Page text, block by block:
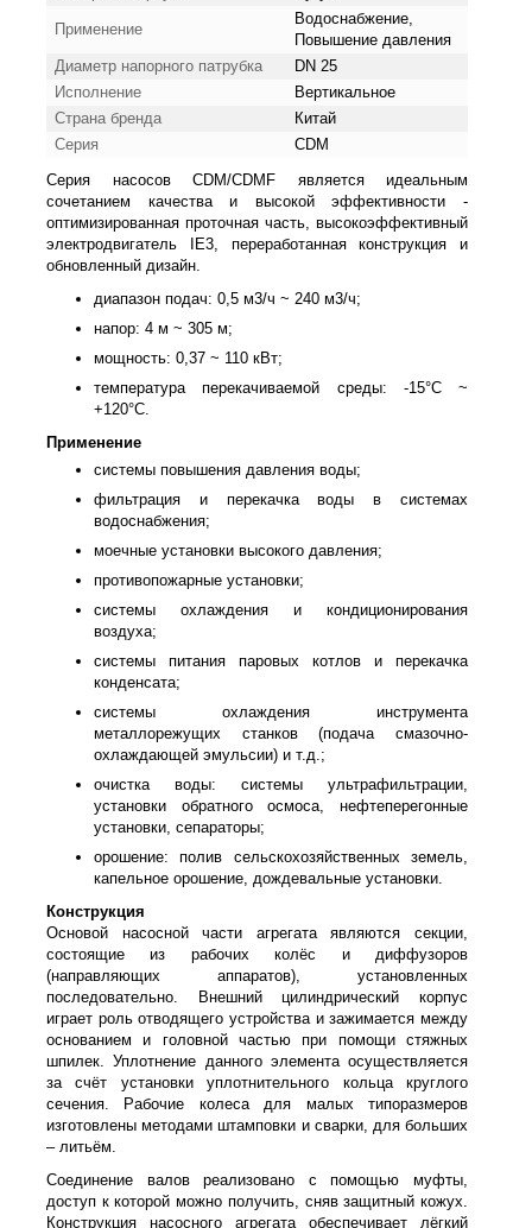
Применение
Водоснабжение,
Повышение давления
Диаметр напорного патрубка
DN 25
Исполнение
Вертикальное
Страна бренда
Китай
Серия
CDM
Серия насосов CDM/CDMF является идеальным
сочетанием качества и высокой эффективности -
оптимизированная проточная часть, высокоэффективный
электродвигатель IE3, переработанная конструкция и
обновленный дизайн.
диапазон подач: 0,5 м3/ч ~ 240 м3/ч;
напор: 4 м ~ 305 м;
мощность: 0,37 ~ 110 кВт;
температура перекачиваемой среды: -15°С ~
+120°С.
Применение
системы повышения давления воды;
фильтрация и перекачка воды в системах
водоснабжения;
моечные установки высокого давления;
противопожарные установки;
системы охлаждения и кондиционирования
воздуха;
системы питания паровых котлов и перекачка
конденсата;
системы охлаждения инструмента
металлорежущих станков (подача смазочно-
охлаждающей эмульсии) и т.д.;
очистка воды: системы ультрафильтрации,
установки обратного осмоса, нефтеперегонные
установки, сепараторы;
орошение: полив сельскохозяйственных земель,
капельное орошение, дождевальные установки.
Конструкция
Основой насосной части агрегата являются секции,
состоящие из рабочих колёс и диффузоров
(направляющих аппаратов), установленных
последовательно. Внешний цилиндрический корпус
играет роль отводящего устройства и зажимается между
основанием и головной частью при помощи стяжных
шпилек. Уплотнение данного элемента осуществляется
за счёт установки уплотнительного кольца круглого
сечения. Рабочие колеса для малых типоразмеров
изготовлены методами штамповки и сварки, для больших
– литьём.
Соединение валов реализовано с помощью муфты,
доступ к которой можно получить, сняв защитный кожух.
Конструкция насосного агрегата обеспечивает лёгкий